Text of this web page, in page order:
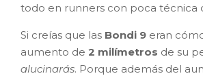
todo en runners con poca técnica
Si creías que las Bondi 9 eran
aumento de 2 milímetros de su
alucinarás. Porque además del